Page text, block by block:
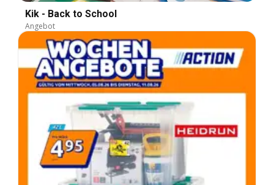
Kik - Back to School
Angebot